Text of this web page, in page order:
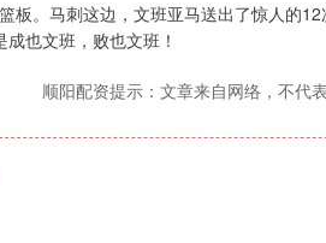
板。马刺这边，文班亚马送出了惊人的
也文班，败也文班！
顺阳配资提示：文章来自网络，不代表